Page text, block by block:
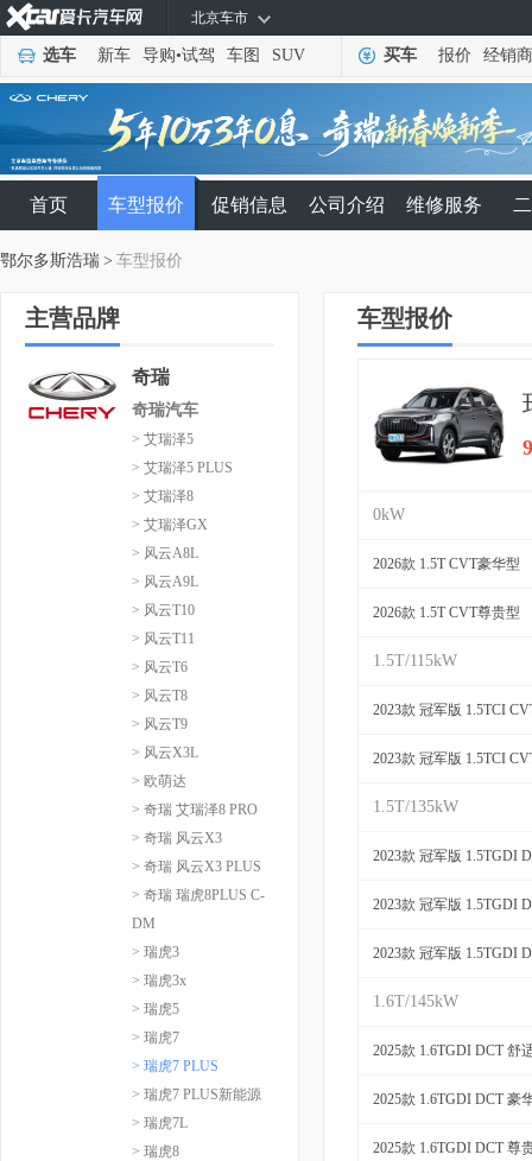
北京车市
选车 新车 导购•试驾 车图 SUV 买车 报价 经销商
首页 车型报价 促销信息 公司介绍 维修服务
鄂尔多斯浩瑞 > 车型报价
主营品牌
奇瑞
奇瑞汽车
> 艾瑞泽5
> 艾瑞泽5 PLUS
> 艾瑞泽8
> 艾瑞泽GX
> 风云A8L
> 风云A9L
> 风云T10
> 风云T11
> 风云T6
> 风云T8
> 风云T9
> 风云X3L
> 欧萌达
> 奇瑞 艾瑞泽8 PRO
> 奇瑞 风云X3
> 奇瑞 风云X3 PLUS
> 奇瑞 瑞虎8PLUS C-
DM
> 瑞虎3
> 瑞虎3x
> 瑞虎5
> 瑞虎7
> 瑞虎7 PLUS
> 瑞虎7 PLUS新能源
> 瑞虎7L
> 瑞虎8
车型报价
0kW
2026款 1.5T CVT豪华型
2026款 1.5T CVT尊贵型
1.5T/115kW
2023款 冠军版 1.5TCI
2023款 冠军版 1.5TCI
1.5T/135kW
2023款 冠军版 1.5TGDI
2023款 冠军版 1.5TGDI
2023款 冠军版 1.5TGDI
1.6T/145kW
2025款 1.6TGDI DCT 舒
2025款 1.6TGDI DCT 豪
2025款 1.6TGDI DCT 尊